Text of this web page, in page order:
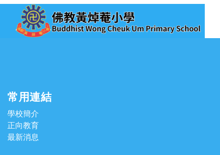
常用連結
學校簡介
正向教育
最新消息